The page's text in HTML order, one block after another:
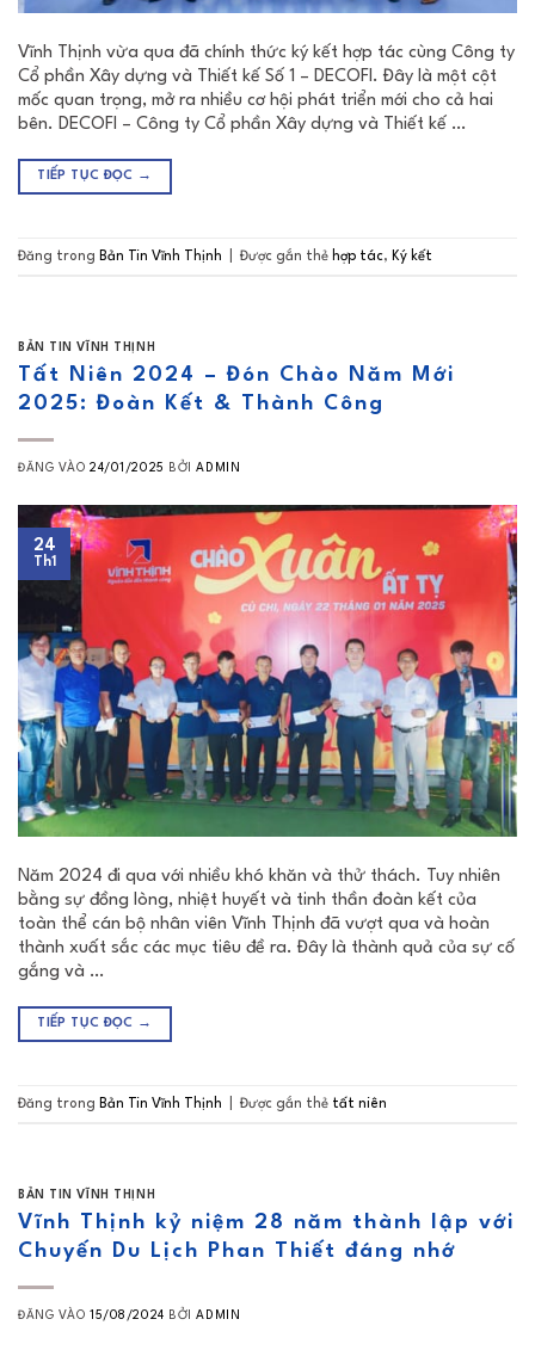
Vĩnh Thịnh vừa qua đã chính thức ký kết hợp tác cùng Công ty
Cổ phần Xây dựng và Thiết kế Số 1 – DECOFI. Đây là một cột
mốc quan trọng, mở ra nhiều cơ hội phát triển mới cho cả hai
bên. DECOFI – Công ty Cổ phần Xây dựng và Thiết kế …
TIẾP TỤC ĐỌC →
Đăng trong Bản Tin Vĩnh Thịnh Được gắn thẻ hợp tác, Ký kết
BẢN TIN VĨNH THỊNH
Tất Niên 2024 – Đón Chào Năm Mới
2025: Đoàn Kết & Thành Công
ĐĂNG VÀO24/01/2025 BỞIADMIN
24
Th1
Năm 2024 đi qua với nhiều khó khăn và thử thách. Tuy nhiên
bằng sự đồng lòng, nhiệt huyết và tinh thần đoàn kết của
toàn thể cán bộ nhân viên Vĩnh Thịnh đã vượt qua và hoàn
thành xuất sắc các mục tiêu đề ra. Đây là thành quả của sự cố
gắng và …
TIẾP TỤC ĐỌC →
Đăng trong Bản Tin Vĩnh Thịnh Được gắn thẻ tất niên
BẢN TIN VĨNH THỊNH
Vĩnh Thịnh kỷ niệm 28 năm thành lập với
Chuyến Du Lịch Phan Thiết đáng nhớ
ĐĂNG VÀO15/08/2024 BỞIADMIN